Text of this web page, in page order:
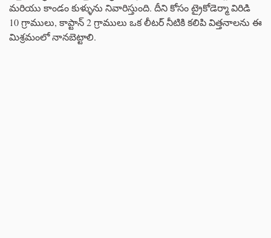
మరియు కాండం కుళ్ళును నివారిస్తుంది. దీని కోసం ట్రైకోడెర్మా విరిడి
10 గ్రాములు, కాప్టాన్ 2 గ్రాములు ఒక లీటర్ నీటికి కలిపి విత్తనాలను ఈ
మిశ్రమంలో నానబెట్టాలి.